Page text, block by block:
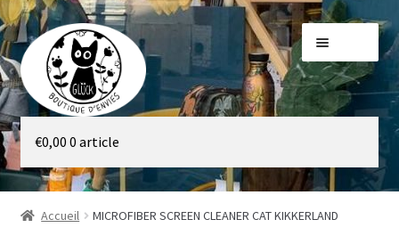
Aller
à
la
navigation
Aller
au
contenu
Galerie
Boutique
€0,00 0 article
Accueil MICROFIBER SCREEN CLEANER CAT KIKKERLAND